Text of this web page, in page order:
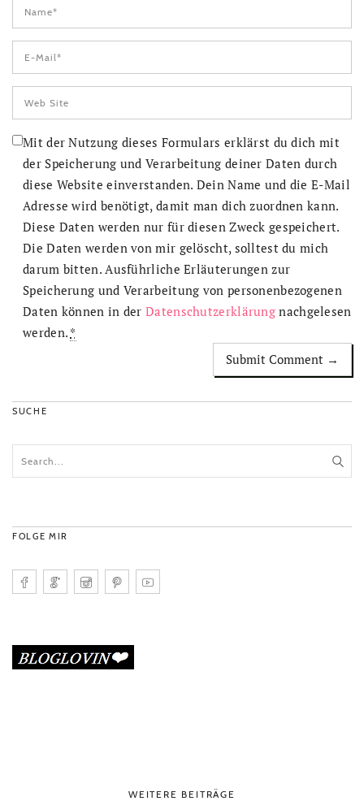
Mit der Nutzung dieses Formulars erklärst du dich mit
der Speicherung und Verarbeitung deiner Daten durch
diese Website einverstanden. Dein Name und die E-Mail
Adresse wird benötigt, damit man dich zuordnen kann.
Diese Daten werden nur für diesen Zweck gespeichert.
Die Daten werden von mir gelöscht, solltest du mich
darum bitten. Ausführliche Erläuterungen zur
Speicherung und Verarbeitung von personenbezogenen
Daten können in derDatenschutzerklärung nachgelesen
werden. *
SUCHE
FOLGE MIR
WEITERE BEITRÄGE